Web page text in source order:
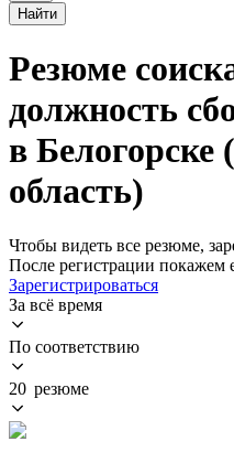
Найти
Резюме
должность
в Белогорске
область)
Чтобы видеть все резюме,
После регистрации покажем
Зарегистрироваться
За всё время
По соответствию
20 резюме